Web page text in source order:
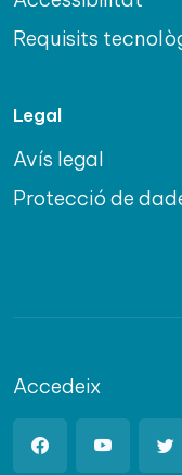
Requisits
Legal
Avís legal
Protecció de
Accedeix